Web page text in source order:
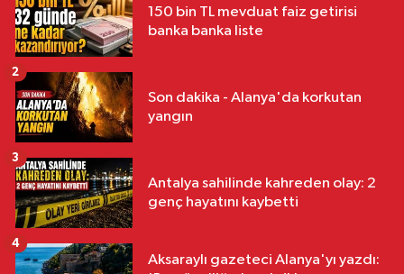
150 bin TL mevduat faiz getirisi
banka banka liste
Son dakika - Alanya'da korkutan
yangın
2
Antalya sahilinde kahreden olay: 2
genç hayatını kaybetti
3
Aksaraylı gazeteci Alanya'yı yazdı:
4